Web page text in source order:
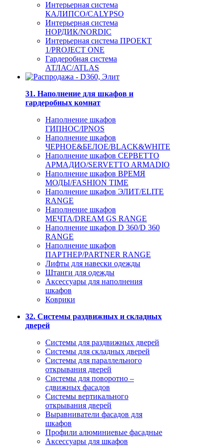
Интерьерная система
КАЛИПСО/CALYPSO
Интерьерная система
НОРДИК/NORDIC
Интерьерная система ПРОЕКТ
1/PROJECT ONE
Гардеробная система
АТЛАС/ATLAS
31. Наполнение для шкафов и
гардеробных комнат
Наполнение шкафов
ГИПНОС/IPNOS
Наполнение шкафов
ЧЕРНОЕ&БЕЛОЕ/BLACK&WHITE
Наполнение шкафов СЕРВЕТТО
АРМАДИО/SERVETTO ARMADIO
Наполнение шкафов ВРЕМЯ
МОДЫ/FASHION TIME
Наполнение шкафов ЭЛИТ/ELITE
RANGE
Наполнение шкафов
МЕЧТА/DREAM GS RANGE
Наполнение шкафов D 360/D 360
RANGE
Наполнение шкафов
ПАРТНЕР/PARTNER RANGE
Лифты для навески одежды
Штанги для одежды
Аксессуары для наполнения
шкафов
Коврики
32. Системы раздвижных и складных
дверей
Системы для раздвижных дверей
Системы для складных дверей
Системы для параллельного
открывания дверей
Системы для поворотно –
сдвижных фасадов
Системы вертикального
открывания дверей
Выравниватели фасадов для
шкафов
Профили алюминиевые фасадные
Аксессуары для шкафов